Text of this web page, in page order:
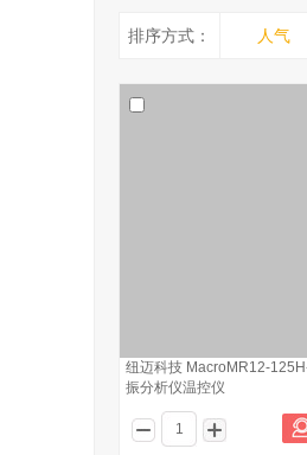
排序方式： 人气
纽迈科技 MacroMR12-
振分析仪温控仪